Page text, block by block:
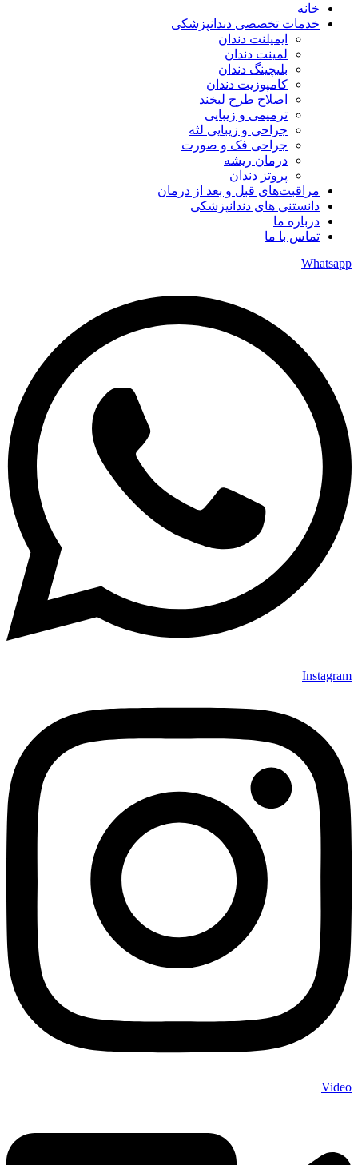
خانه
خدمات تخصصی دندانپزشکی
ایمپلنت دندان
لمینت دندان
بلیچینگ دندان
کامپوزیت دندان
اصلاح طرح لبخند
ترمیمی و زیبایی
جراحی و زیبایی لثه
جراحی فک و صورت
درمان ریشه
پروتز دندان
مراقبت‌های قبل و بعد از درمان
دانستنی های دندانپزشکی
درباره ما
تماس با ما
Whatsapp
Instagram
Video